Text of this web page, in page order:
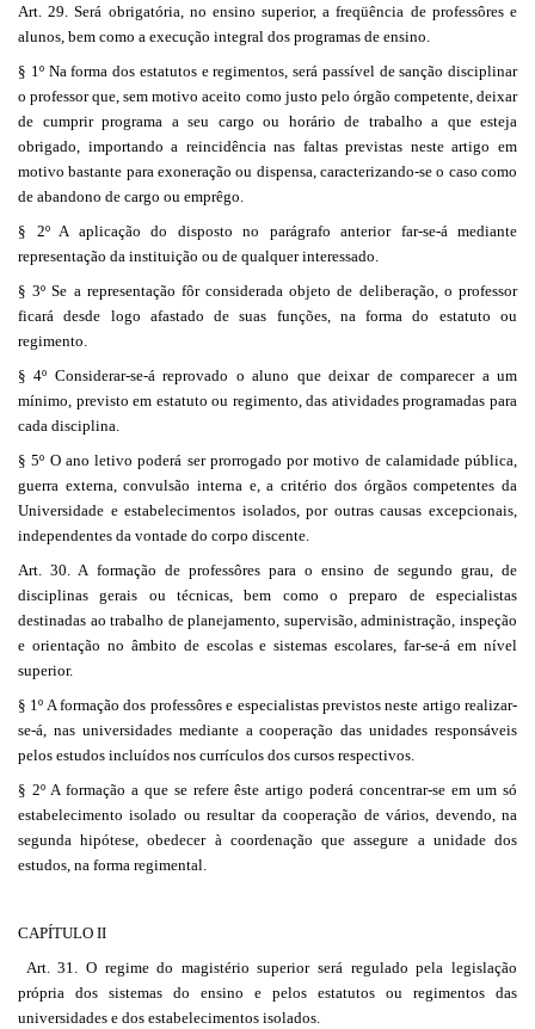
Art. 29. Será obrigatória, no ensino superior, a freqüência de professôres e
alunos, bem como a execução integral dos programas de ensino.
§ 1º Na forma dos estatutos e regimentos, será passível de sanção disciplinar
o professor que, sem motivo aceito como justo pelo órgão competente, deixar
de cumprir programa a seu cargo ou horário de trabalho a que esteja
obrigado, importando a reincidência nas faltas previstas neste artigo em
motivo bastante para exoneração ou dispensa, caracterizando-se o caso como
de abandono de cargo ou emprêgo.
§ 2º A aplicação do disposto no parágrafo anterior far-se-á mediante
representação da instituição ou de qualquer interessado.
§ 3º Se a representação fôr considerada objeto de deliberação, o professor
ficará desde logo afastado de suas funções, na forma do estatuto ou
regimento.
§ 4º Considerar-se-á reprovado o aluno que deixar de comparecer a um
mínimo, previsto em estatuto ou regimento, das atividades programadas para
cada disciplina.
§ 5º O ano letivo poderá ser prorrogado por motivo de calamidade pública,
guerra externa, convulsão interna e, a critério dos órgãos competentes da
Universidade e estabelecimentos isolados, por outras causas excepcionais,
independentes da vontade do corpo discente.
Art. 30. A formação de professôres para o ensino de segundo grau, de
disciplinas gerais ou técnicas, bem como o preparo de especialistas
destinadas ao trabalho de planejamento, supervisão, administração, inspeção
e orientação no âmbito de escolas e sistemas escolares, far-se-á em nível
superior.
§ 1º A formação dos professôres e especialistas previstos neste artigo realizar-
se-á, nas universidades mediante a cooperação das unidades responsáveis
pelos estudos incluídos nos currículos dos cursos respectivos.
§ 2º A formação a que se refere êste artigo poderá concentrar-se em um só
estabelecimento isolado ou resultar da cooperação de vários, devendo, na
segunda hipótese, obedecer à coordenação que assegure a unidade dos
estudos, na forma regimental.
CAPÍTULO II
Art. 31. O regime do magistério superior será regulado pela legislação
própria dos sistemas do ensino e pelos estatutos ou regimentos das
universidades e dos estabelecimentos isolados.